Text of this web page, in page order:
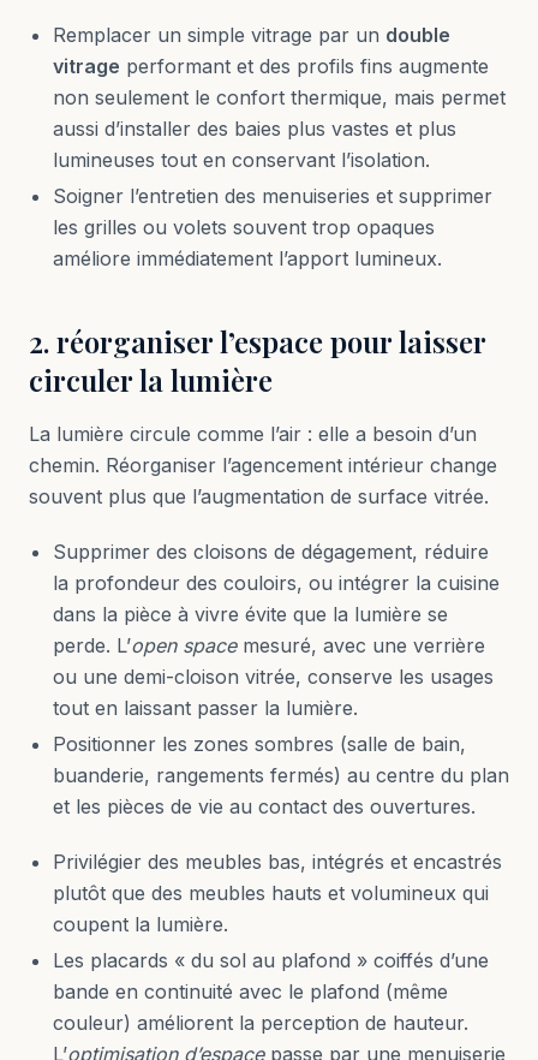
Remplacer un simple vitrage par un double
vitrage performant et des profils fins augmente
non seulement le confort thermique, mais permet
aussi d’installer des baies plus vastes et plus
lumineuses tout en conservant l’isolation.
Soigner l’entretien des menuiseries et supprimer
les grilles ou volets souvent trop opaques
améliore immédiatement l’apport lumineux.
2. réorganiser l’espace pour laisser
circuler la lumière
La lumière circule comme l’air : elle a besoin d’un
chemin. Réorganiser l’agencement intérieur change
souvent plus que l’augmentation de surface vitrée.
Supprimer des cloisons de dégagement, réduire
la profondeur des couloirs, ou intégrer la cuisine
dans la pièce à vivre évite que la lumière se
perde. L’open spacemesuré, avec une verrière
ou une demi-cloison vitrée, conserve les usages
tout en laissant passer la lumière.
Positionner les zones sombres (salle de bain,
buanderie, rangements fermés) au centre du plan
et les pièces de vie au contact des ouvertures.
Privilégier des meubles bas, intégrés et encastrés
plutôt que des meubles hauts et volumineux qui
coupent la lumière.
Les placards « du sol au plafond » coiffés d’une
bande en continuité avec le plafond (même
couleur) améliorent la perception de hauteur.
L’optimisation d’espacepasse par une menuiserie